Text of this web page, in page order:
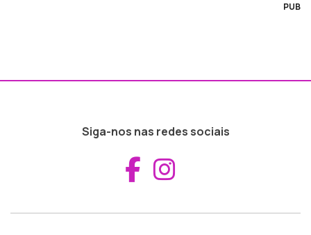
PUB
Siga-nos nas redes sociais
Aceder ao